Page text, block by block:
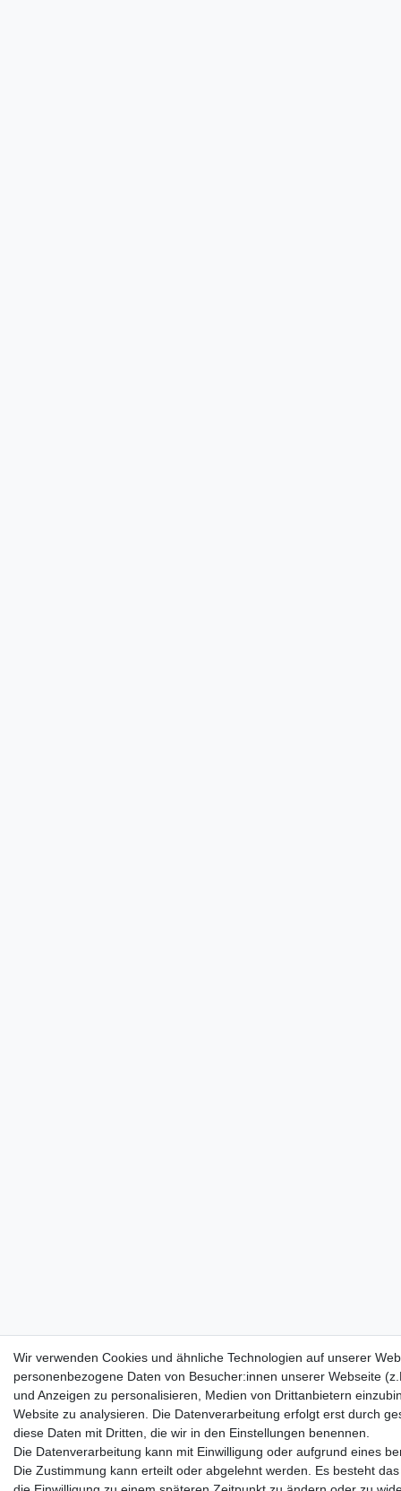
Wir verwenden Cookies und ähnliche Technologien auf unserer
personenbezogene Daten von Besucher:innen unserer Webseite
und Anzeigen zu personalisieren, Medien von Drittanbietern
Website zu analysieren. Die Datenverarbeitung erfolgt erst durch
diese Daten mit Dritten, die wir in den Einstellungen benennen.
Die Datenverarbeitung kann mit Einwilligung oder aufgrund eines
Die Zustimmung kann erteilt oder abgelehnt werden. Es besteht